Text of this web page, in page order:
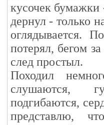
кусочек бумажки
дернул - только
оглядывается.
потерял, бегом
след простыл.
Походил
слушаются,
подгибаются,
представлю,